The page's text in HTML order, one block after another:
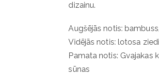
dizainu.
Augšējās notis:
Vidējās notis: lotosa
Pamata notis: Gvajakas
sūnas